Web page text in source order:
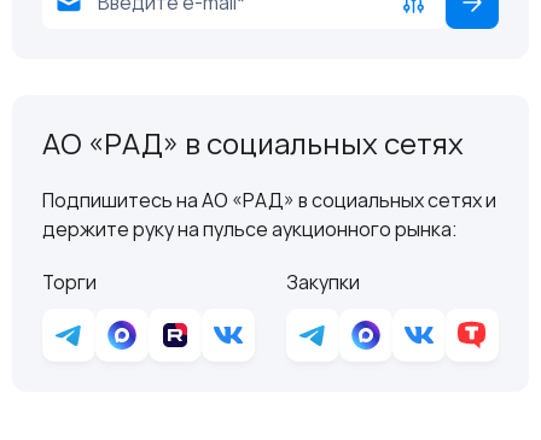
АО «РАД» в социальных сетях
Подпишитесь на АО «РАД» в социальных сетях и
держите руку на пульсе аукционного рынка:
Торги
Закупки